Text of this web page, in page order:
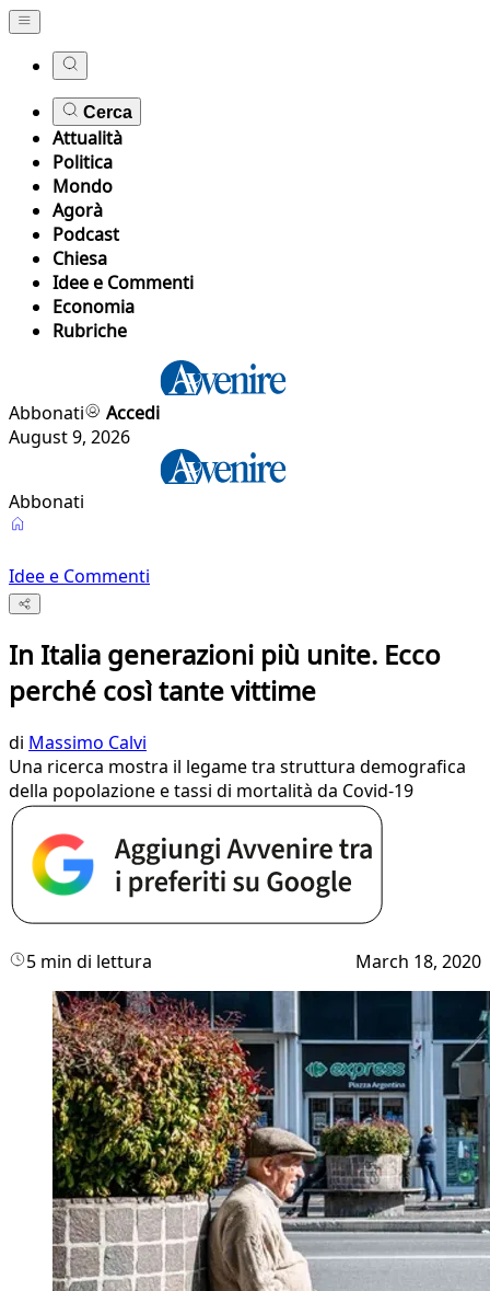
Cerca
Attualità
Politica
Mondo
Agorà
Podcast
Chiesa
Idee e Commenti
Economia
Rubriche
Abbonati
Accedi
August 9, 2026
Abbonati
Idee e Commenti
In Italia generazioni più unite. Ecco
perché così tante vittime
di Massimo Calvi
Una ricerca mostra il legame tra struttura demografica
della popolazione e tassi di mortalità da Covid-19
5 min di lettura March 18, 2020